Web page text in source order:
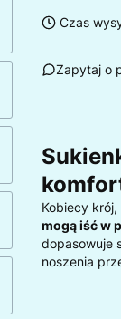
Czas
Zapytaj o
Kobiecy
mogą iść w
dopasowuje
noszenia